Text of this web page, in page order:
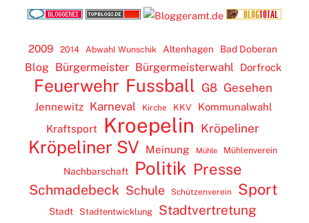
2009 2014 Abwahl Wunschik Altenhagen Bad Doberan
Blog Bürgermeister Bürgermeisterwahl Dorfrock
Feuerwehr Fussball G8 Gesehen
Jennewitz Karneval Kirche KKV
Kommunalwahl
Kraftsport
Kroepelin Kröpeliner
Kröpeliner SV Meinung Mühle Mühlenverein
Nachbarschaft Politik Presse
Schmadebeck Schule Schützenverein Sport
Stadt Stadtentwicklung Stadtvertretung